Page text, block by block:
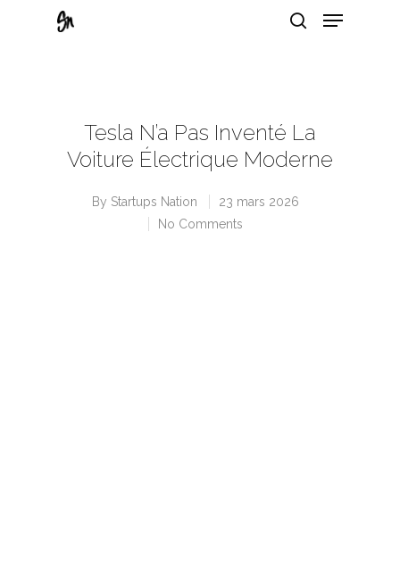
Tesla N’a Pas Inventé La
Voiture Électrique Moderne
By Startups Nation
23 mars 2026
No Comments